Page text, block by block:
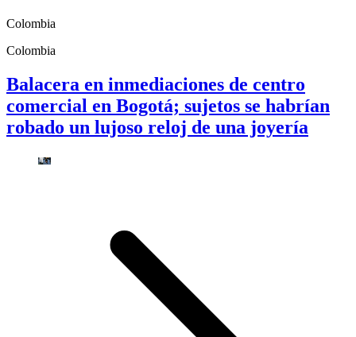
Colombia
Colombia
Balacera en inmediaciones de centro
comercial en Bogotá; sujetos se habrían
robado un lujoso reloj de una joyería